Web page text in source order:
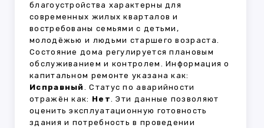
благоустройства характерны для
современных жилых кварталов и
востребованы семьями с детьми,
молодёжью и людьми старшего возраста.
Состояние дома регулируется плановым
обслуживанием и контролем. Информация о
капитальном ремонте указана как:
Исправный . Статус по аварийности
отражён как: Нет. Эти данные позволяют
оценить эксплуатационную готовность
здания и потребность в проведении